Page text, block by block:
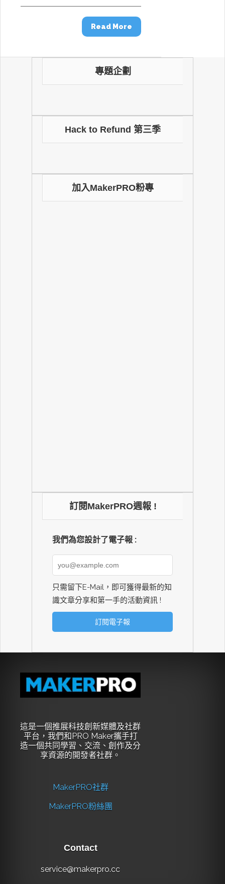
Read More
專題企劃
Hack to Refund 第三季
加入MakerPRO粉專
訂閱MakerPRO週報 !
我們為您設計了電子報 :
只需留下E-Mail，即可獲得最新的知
識文章分享和第一手的活動資訊 !
這是一個推展科技創新媒體及社群
平台，我們和PRO Maker攜手打
造一個共同學習、交流、創作及分
享資源的開發者社群。
MakerPRO社群
MakerPRO粉絲團
Contact
service@makerpro.cc